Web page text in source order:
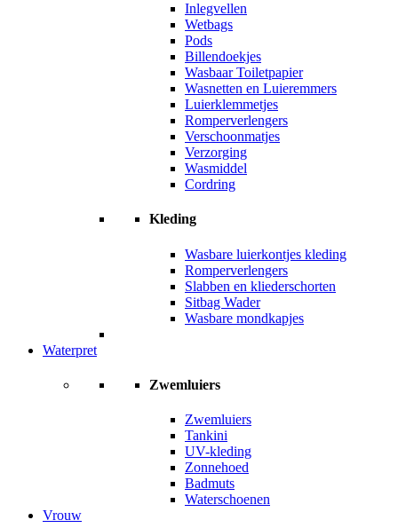
Inlegvellen
Wetbags
Pods
Billendoekjes
Wasbaar Toiletpapier
Wasnetten en Luieremmers
Luierklemmetjes
Romperverlengers
Verschoonmatjes
Verzorging
Wasmiddel
Cordring
Kleding
Wasbare luierkontjes kleding
Romperverlengers
Slabben en kliederschorten
Sitbag Wader
Wasbare mondkapjes
Waterpret
Zwemluiers
Zwemluiers
Tankini
UV-kleding
Zonnehoed
Badmuts
Waterschoenen
Vrouw